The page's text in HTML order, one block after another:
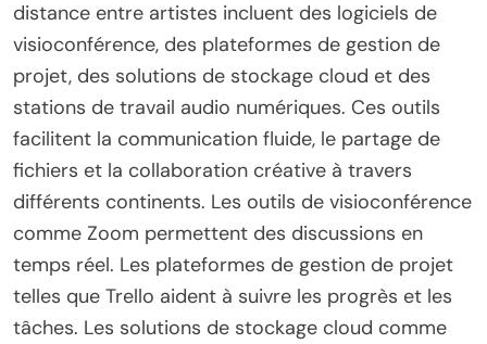
distance entre artistes incluent des logiciels de
visioconférence, des plateformes de gestion de
projet, des solutions de stockage cloud et des
stations de travail audio numériques. Ces outils
facilitent la communication fluide, le partage de
fichiers et la collaboration créative à travers
différents continents. Les outils de visioconférence
comme Zoom permettent des discussions en
temps réel. Les plateformes de gestion de projet
telles que Trello aident à suivre les progrès et les
tâches. Les solutions de stockage cloud comme